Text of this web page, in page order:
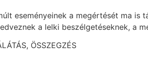
eseményeinek a megértését ma is
a lelki beszélgetéseknek, a
ÖSSZEGZÉS